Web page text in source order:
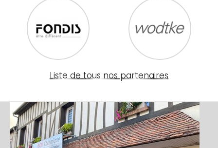
Liste de tous nos partenaires
Image